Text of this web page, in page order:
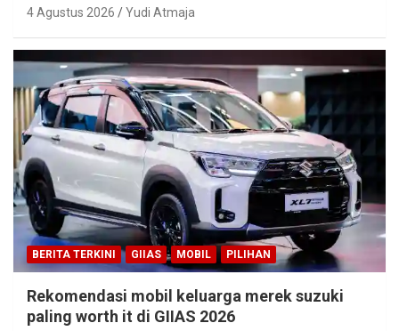
4 Agustus 2026 Yudi Atmaja
BERITA TERKINI GIIAS MOBIL PILIHAN
Rekomendasi mobil keluarga merek suzuki
paling worth it di GIIAS 2026